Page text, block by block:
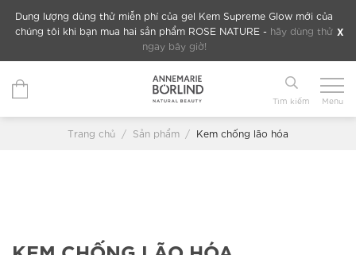
Chuyển
đến
Dung lượng dùng thử miễn phí của gel Kem Supreme Glow mới của
chúng tôi khi bạn mua hai sản phẩm ROSE NATURE - hãy dùng thử
ngay bây giờ!
X
Tìm kiếm Menu
Trang chủ / Sản phẩm / Kem chống lão hóa